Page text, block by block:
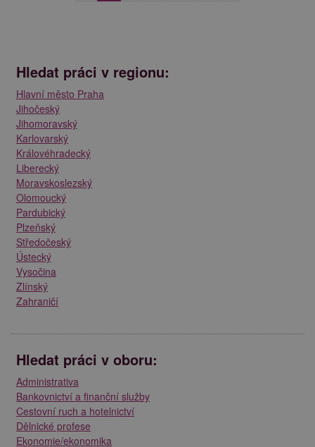
Hledat práci v regionu:
Hlavní město Praha
Jihočeský
Jihomoravský
Karlovarský
Královéhradecký
Liberecký
Moravskoslezský
Olomoucký
Pardubický
Plzeňský
Středočeský
Ústecký
Vysočina
Zlínský
Zahraničí
Hledat práci v oboru:
Administrativa
Bankovnictví a finanční služby
Cestovní ruch a hotelnictví
Dělnické profese
Ekonomie/ekonomika